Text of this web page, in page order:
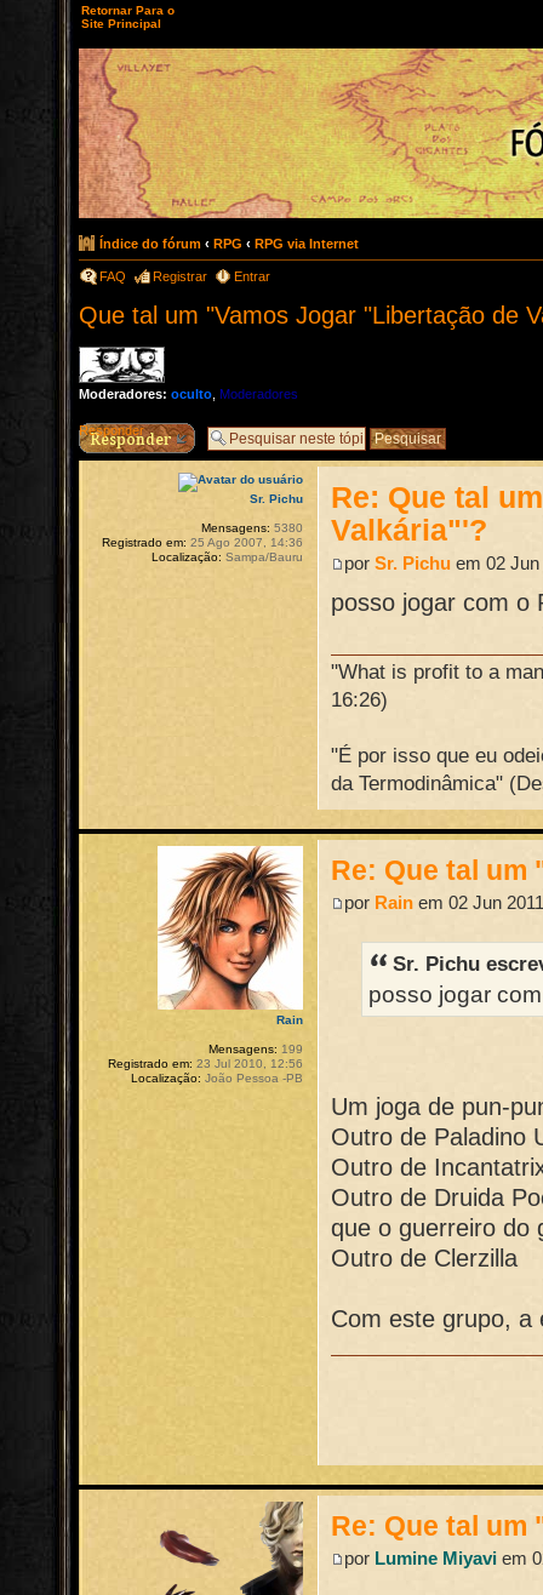
Retornar Para o
Site Principal
Índice do fórum ‹ RPG ‹ RPG via Internet
FAQ Registrar Entrar
Que tal um "Vamos Jogar "Libertação de
Moderadores: oculto Moderadores
Responder
Re: Que tal
Valkária"'?
porSr. Pichu em 02 Jun
posso jogar com o
"What is profit to a
16:26)
"É por isso que eu
da Termodinâmica"
Sr. Pichu
Mensagens: 5380
Registrado em: 25 Ago 2007, 14:36
Localização: Sampa/Bauru
Re: Que tal um
por Rain em 02 Jun
Sr. Pichu
posso jogar
Um joga de pun-
Outro de Paladino
Outro de
Outro de Druida
que o guerreiro do
Outro de Clerzilla
Com este grupo, a
Rain
Mensagens: 199
Registrado em: 23 Jul 2010, 12:56
Localização: João Pessoa -PB
Re: Que tal um
por Lumine Miyavi em